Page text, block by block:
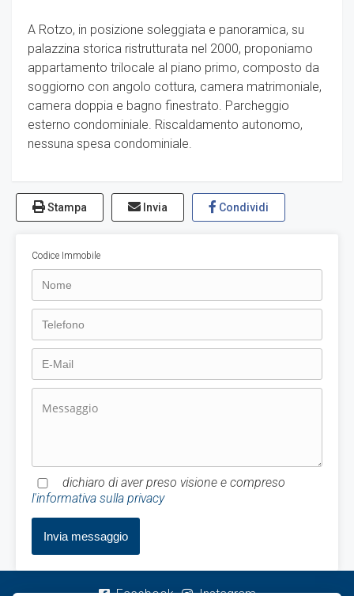
A Rotzo, in posizione soleggiata e panoramica, su
palazzina storica ristrutturata nel 2000, proponiamo
appartamento trilocale al piano primo, composto da
soggiorno con angolo cottura, camera matrimoniale,
camera doppia e bagno finestrato. Parcheggio
esterno condominiale. Riscaldamento autonomo,
nessuna spesa condominiale.
Stampa Invia Condividi
Codice Immobile
dichiaro di aver preso visione e compreso
l'informativa sulla privacy